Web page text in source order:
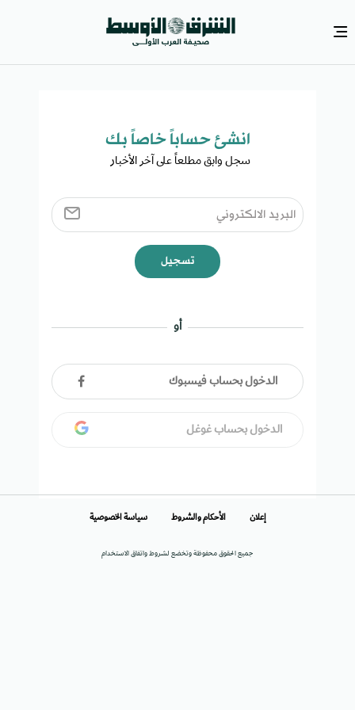
انشئ حساباً خاصاً بك​
سجل وابق مطلعاً على آخر الأخبار ​
تسجيل
أو
الدخول بحساب فيسبوك
الدخول بحساب غوغل
جميع الحقوق محفوظة وتخضع لشروط واتفاق الاستخدام
إعلان الأحكام والشروط سياسة الخصوصية